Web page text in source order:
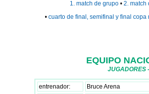
1. match de grupo• 2. match
• cuarto de final, semifinal y final copa
EQUIPO
JUGADORES
entrenador:
Bruce Arena